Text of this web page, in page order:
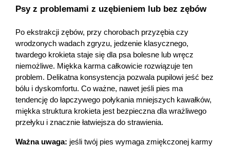
Psy z problemami z uzębieniem lub bez zębów
Po ekstrakcji zębów, przy chorobach przyzębia czy
wrodzonych wadach zgryzu, jedzenie klasycznego,
twardego krokieta staje się dla psa bolesne lub wręcz
niemożliwe. Miękka karma całkowicie rozwiązuje ten
problem. Delikatna konsystencja pozwala pupilowi jeść bez
bólu i dyskomfortu. Co ważne, nawet jeśli pies ma
tendencję do łapczywego połykania mniejszych kawałków,
miękka struktura krokieta jest bezpieczna dla wrażliwego
przełyku i znacznie łatwiejsza do strawienia.
Ważna uwaga: jeśli twój pies wymaga zmiękczonej karmy